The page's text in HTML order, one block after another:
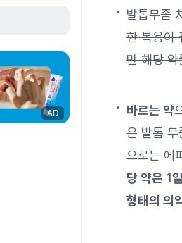
AD
발톱무좀
한 복용이
만 해당
바르는 약
은 발톱 무
으로는 에
당 약은 1
형태의 의